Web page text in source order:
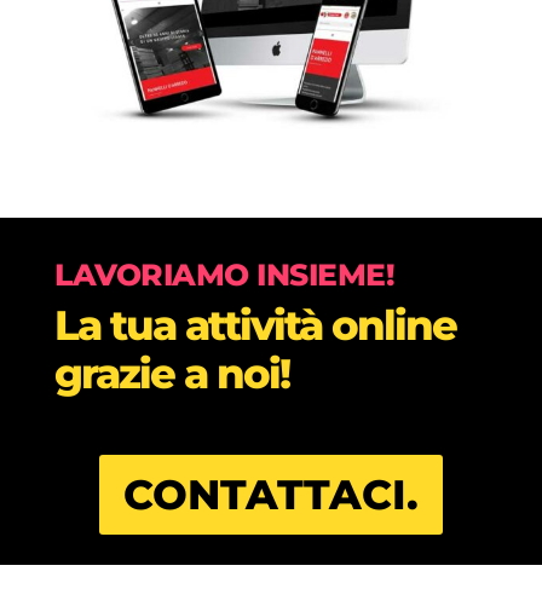
LAVORIAMO INSIEME!
La tua attività online
grazie a noi!
CONTATTACI.